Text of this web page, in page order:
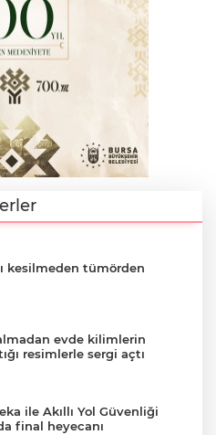
kesilmeden tümörden
evde kilimlerin
resimlerle sergi açtı
ile Akıllı Yol Güvenliği
final heyecanı